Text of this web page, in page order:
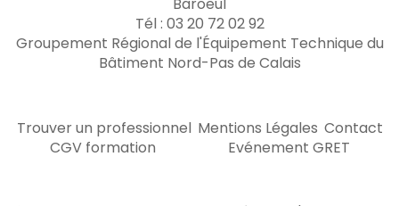
Baroeul
Tél : 03 20 72 02 92
Groupement Régional de l'Équipement Technique du
Bâtiment Nord-Pas de Calais
Trouver un professionnel Mentions Légales Contact
CGV formation
Evénement GRET